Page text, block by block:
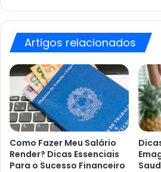
Artigos relacionados
Como Fazer Meu Salário
Render? Dicas Essenciais
Para o Sucesso Financeiro